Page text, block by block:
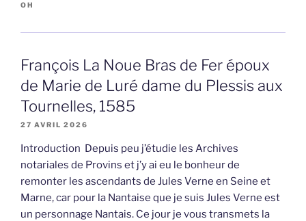
OH
François La Noue Bras de Fer époux
de Marie de Luré dame du Plessis aux
Tournelles, 1585
27 AVRIL 2026
Introduction Depuis peu j’étudie les Archives
notariales de Provins et j’y ai eu le bonheur de
remonter les ascendants de Jules Verne en Seine et
Marne, car pour la Nantaise que je suis Jules Verne est
un personnage Nantais. Ce jour je vous transmets la